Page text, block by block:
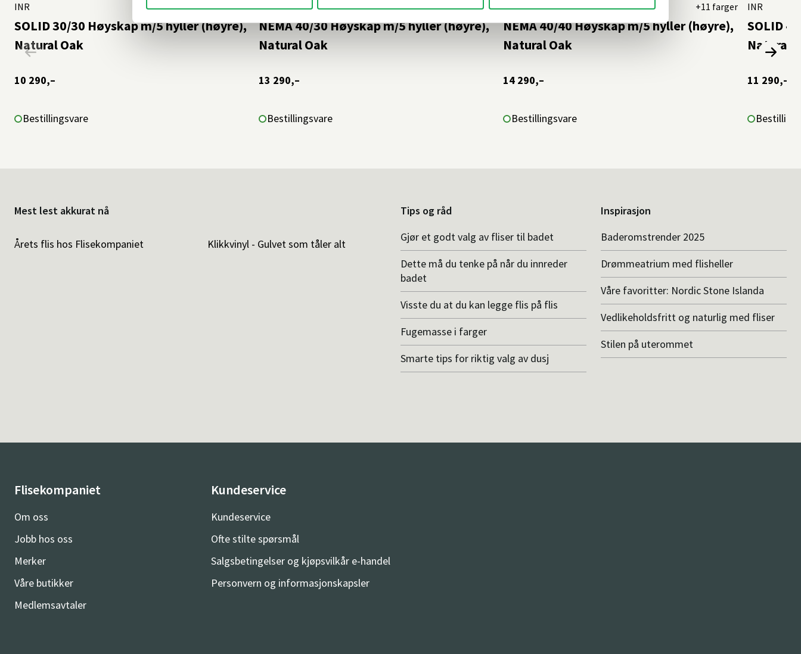
SOLID 30/30 Høyskap m/5 hyller (høyre),
Natural Oak
INR +11 farger
10 290,–
Bestillingsvare
NEMA 40/30 Høyskap m/5 hyller (høyre),
Natural Oak
INR +11 farger
13 290,–
Bestillingsvare
NEMA 40/40 Høyskap m/5 hyller (høyre),
Natural Oak
INR +11 farger
14 290,–
Bestillingsvare
SOLID
Natural
INR
11 290,–
Mest lest akkurat nå
Årets flis hos Flisekompaniet Klikkvinyl - Gulvet som tåler alt
Tips og råd
Gjør et godt valg av fliser til badet
Dette må du tenke på når du innreder
badet
Visste du at du kan legge flis på flis
Fugemasse i farger
Smarte tips for riktig valg av dusj
Inspirasjon
Baderomstrender 2025
Drømmeatrium med flisheller
Våre favoritter: Nordic Stone Islanda
Vedlikeholdsfritt og naturlig med fliser
Stilen på uterommet
Flisekompaniet
Om oss
Jobb hos oss
Merker
Våre butikker
Medlemsavtaler
Kundeservice
Kundeservice
Ofte stilte spørsmål
Salgsbetingelser og kjøpsvilkår e-handel
Personvern og informasjonskapsler